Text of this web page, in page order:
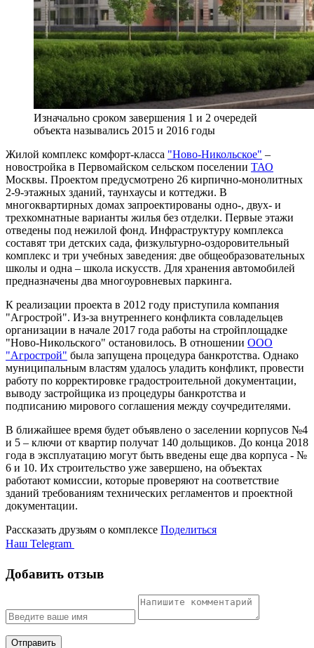
Изначально сроком завершения 1 и 2 очередей
объекта назывались 2015 и 2016 годы
Жилой комплекс комфорт-класса "Ново-Никольское" –
новостройка в Первомайском сельском поселении ТАО
Москвы. Проектом предусмотрено 26 кирпично-монолитных
2-9-этажных зданий, таунхаусы и коттеджи. В
многоквартирных домах запроектированы одно-, двух- и
трехкомнатные варианты жилья без отделки. Первые этажи
отведены под нежилой фонд. Инфраструктуру комплекса
составят три детских сада, физкультурно-оздоровительный
комплекс и три учебных заведения: две общеобразовательных
школы и одна – школа искусств. Для хранения автомобилей
предназначены два многоуровневых паркинга.
К реализации проекта в 2012 году приступила компания
"Агрострой". Из-за внутреннего конфликта совладельцев
организации в начале 2017 года работы на стройплощадке
"Ново-Никольского" остановилось. В отношении ООО
"Агрострой" была запущена процедура банкротства. Однако
муниципальным властям удалось уладить конфликт, провести
работу по корректировке градостроительной документации,
выводу застройщика из процедуры банкротства и
подписанию мирового соглашения между соучредителями.
В ближайшее время будет объявлено о заселении корпусов №4
и 5 – ключи от квартир получат 140 дольщиков. До конца 2018
года в эксплуатацию могут быть введены еще два корпуса - №
6 и 10. Их строительство уже завершено, на объектах
работают комиссии, которые проверяют на соответствие
зданий требованиям технических регламентов и проектной
документации.
Рассказать друзьям о комплексе Поделиться
Наш Telegram
Добавить отзыв
Отправить